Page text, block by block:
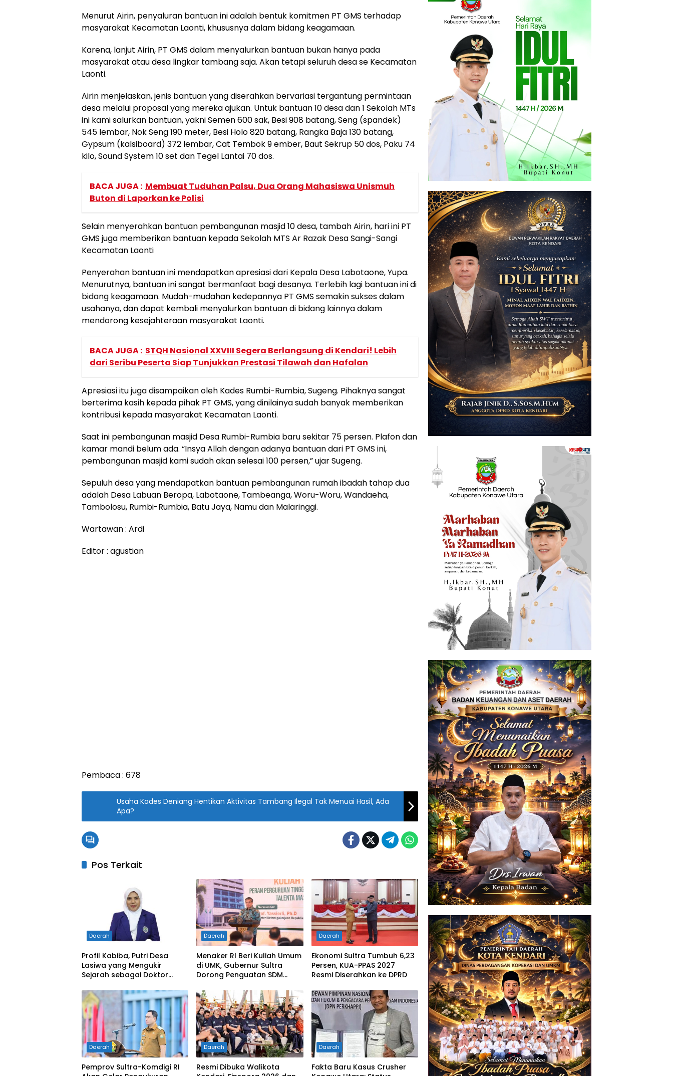
Menurut Airin, penyaluran bantuan ini adalah bentuk komitmen PT GMS terhadap
masyarakat Kecamatan Laonti, khususnya dalam bidang keagamaan.
Karena, lanjut Airin, PT GMS dalam menyalurkan bantuan bukan hanya pada
masyarakat atau desa lingkar tambang saja. Akan tetapi seluruh desa se Kecamatan
Laonti.
Airin menjelaskan, jenis bantuan yang diserahkan bervariasi tergantung permintaan
desa melalui proposal yang mereka ajukan. Untuk bantuan 10 desa dan 1 Sekolah MTs
ini kami salurkan bantuan, yakni Semen 600 sak, Besi 908 batang, Seng (spandek)
545 lembar, Nok Seng 190 meter, Besi Holo 820 batang, Rangka Baja 130 batang,
Gypsum (kalsiboard) 372 lembar, Cat Tembok 9 ember, Baut Sekrup 50 dos, Paku 74
kilo, Sound System 10 set dan Tegel Lantai 70 dos.
BACA JUGA : Membuat Tuduhan Palsu, Dua Orang Mahasiswa Unismuh
Buton di Laporkan ke Polisi
Selain menyerahkan bantuan pembangunan masjid 10 desa, tambah Airin, hari ini PT
GMS juga memberikan bantuan kepada Sekolah MTS Ar Razak Desa Sangi-Sangi
Kecamatan Laonti
Penyerahan bantuan ini mendapatkan apresiasi dari Kepala Desa Labotaone, Yupa.
Menurutnya, bantuan ini sangat bermanfaat bagi desanya. Terlebih lagi bantuan ini di
bidang keagamaan. Mudah-mudahan kedepannya PT GMS semakin sukses dalam
usahanya, dan dapat kembali menyalurkan bantuan di bidang lainnya dalam
mendorong kesejahteraan masyarakat Laonti.
BACA JUGA : STQH Nasional XXVIII Segera Berlangsung di Kendari! Lebih
dari Seribu Peserta Siap Tunjukkan Prestasi Tilawah dan Hafalan
Apresiasi itu juga disampaikan oleh Kades Rumbi-Rumbia, Sugeng. Pihaknya sangat
berterima kasih kepada pihak PT GMS, yang dinilainya sudah banyak memberikan
kontribusi kepada masyarakat Kecamatan Laonti.
Saat ini pembangunan masjid Desa Rumbi-Rumbia baru sekitar 75 persen. Plafon dan
kamar mandi belum ada. “Insya Allah dengan adanya bantuan dari PT GMS ini,
pembangunan masjid kami sudah akan selesai 100 persen,” ujar Sugeng.
Sepuluh desa yang mendapatkan bantuan pembangunan rumah ibadah tahap dua
adalah Desa Labuan Beropa, Labotaone, Tambeanga, Woru-Woru, Wandaeha,
Tambolosu, Rumbi-Rumbia, Batu Jaya, Namu dan Malaringgi.
Wartawan : Ardi
Editor : agustian
Pembaca : 678
Usaha Kades Deniang Hentikan Aktivitas Tambang Ilegal Tak Menuai Hasil, Ada
Apa?
Pos Terkait
Daerah
Profil Kabiba, Putri Desa
Lasiwa yang Mengukir
Sejarah sebagai Doktor
Kelahirannya
Daerah
Menaker RI Beri Kuliah Umum
di UMK, Gubernur Sultra
Dorong Penguatan SDM
Kerja
Daerah
Ekonomi Sultra Tumbuh 6,23
Persen, KUA-PPAS 2027
Resmi Diserahkan ke DPRD
Daerah
Pemprov Sultra-Komdigi RI
Daerah
Resmi Dibuka Walikota
Daerah
Fakta Baru Kasus Crusher